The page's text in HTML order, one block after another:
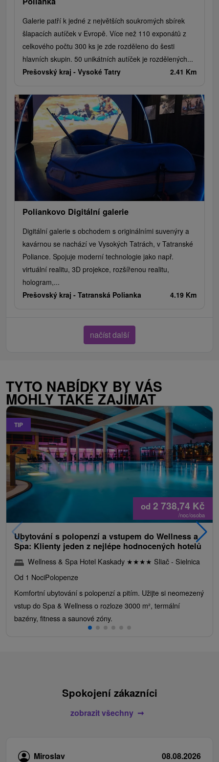
Galerie patří k jedné z největších soukromých sbírek
šlapacích autíček v Evropě. Více než 110 exponátů z
celkového počtu 300 ks je zde rozděleno do šesti
hlavních skupin. 50 unikátních autíček je rozdělených...
Prešovský kraj - Vysoké Tatry 2.41 Km
Poliankovo Digitální galerie
Digitální galerie s obchodem s originálními suvenýry a
kavárnou se nachází ve Vysokých Tatrách, v Tatranské
Poliance. Spojuje moderní technologie jako např.
virtuální realitu, 3D projekce, rozšířenou realitu,
hologram,...
Prešovský kraj - Tatranská Polianka 4.19 Km
načíst další
TYTO NABÍDKY BY VÁS
MOHLY TAKÉ ZAJÍMAT
TIP
od 2 738,74 Kč
/noc/osoba
Ubytování s polopenzí a vstupem do Wellness a
Spa: Klienty jeden z nejlépe hodnocených hotelů
Wellness & Spa Hotel Kaskady ★★★★ Sliač - Sielnica
Od 1 NociPolopenze
Komfortní ubytování s polopenzí a pitím. Užijte si neomezený
vstup do Spa & Wellness o rozloze 3000 m², termální
bazény, fitness a saunové zóny.
Spokojení zákazníci
zobrazit všechny
Miroslav
08.08.2026